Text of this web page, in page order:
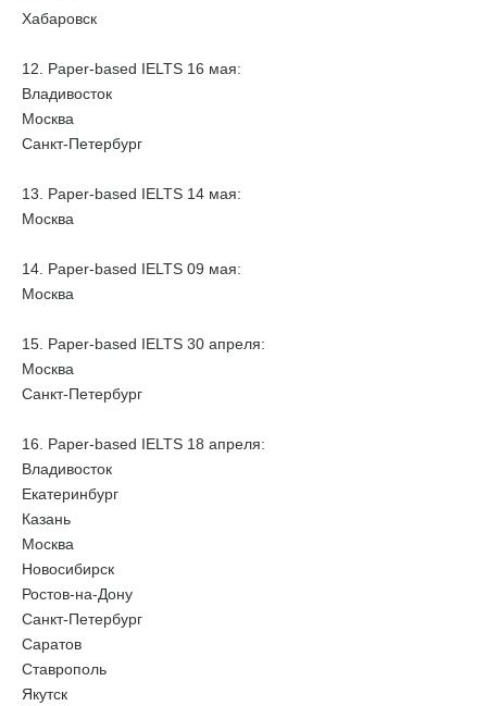
Хабаровск
12. Paper-based IELTS 16 мая:
Владивосток
Москва
Санкт-Петербург
13. Paper-based IELTS 14 мая:
Москва
14. Paper-based IELTS 09 мая:
Москва
15. Paper-based IELTS 30 апреля:
Москва
Санкт-Петербург
16. Paper-based IELTS 18 апреля:
Владивосток
Екатеринбург
Казань
Москва
Новосибирск
Ростов-на-Дону
Санкт-Петербург
Саратов
Ставрополь
Якутск